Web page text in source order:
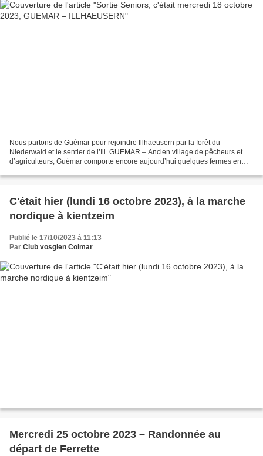
Nous partons de Guémar pour rejoindre Illhaeusern par la forêt du
Niederwald et le sentier de l’Ill. GUEMAR – Ancien village de pêcheurs et
d’agriculteurs, Guémar comporte encore aujourd’hui quelques fermes en
C'était hier (lundi 16 octobre 2023), à la marche
nordique à kientzeim
Publié le 17/10/2023 à 11:13
Par Club vosgien Colmar
Mercredi 25 octobre 2023 – Randonnée au
départ de Ferrette